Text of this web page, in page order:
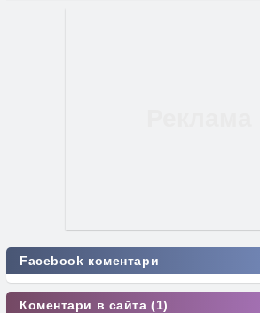
Facebook коментари
Коментари в сайта (1)